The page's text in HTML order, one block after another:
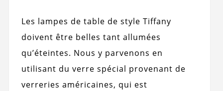
Les lampes de table de style Tiffany
doivent être belles tant allumées
qu’éteintes. Nous y parvenons en
utilisant du verre spécial provenant de
verreries américaines, qui est